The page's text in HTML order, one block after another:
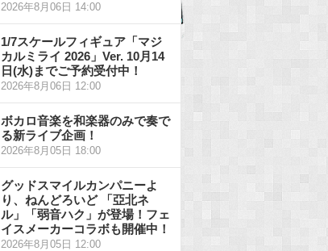
2026年8月06日 14:00
1/7スケールフィギュア「マジ
カルミライ 2026」Ver. 10月14
日(水)までご予約受付中！
2026年8月06日 12:00
ボカロ音楽を和楽器のみで奏で
る新ライブ企画！
2026年8月05日 18:00
グッドスマイルカンパニーよ
り、ねんどろいど 「亞北ネ
ル」「弱音ハク」が登場！フェ
イスメーカーコラボも開催中！
2026年8月05日 12:00